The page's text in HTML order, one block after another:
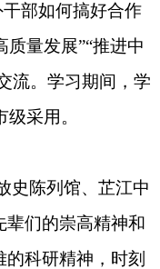
干部如何搞好合作
量发展”“推进中
流。 学习期间， 学
采用。
史陈列馆、芷江中
辈们的崇高精神和
科研精神，时刻